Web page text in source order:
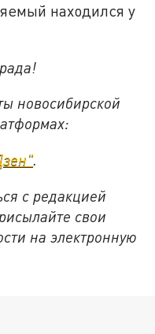
находился у
новосибирской
.
с редакцией
свои
на электронную